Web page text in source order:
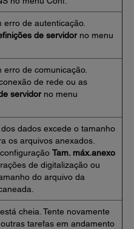
erro de autenticação.
de servidorno menu
erro de comunicação.
de rede ou as
servidorno menu
dados excede o tamanho
os arquivos anexados.
Tam. máx.anexo
de digitalização ou
do arquivo da
cheia. Tente novamente
tarefas em andamento